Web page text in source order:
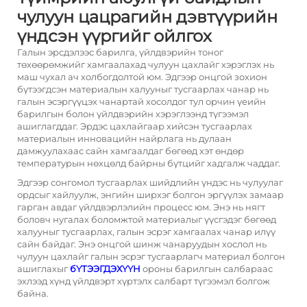
чулуун цацрагийн дэвтүүрийн
үндсэн үүргийг ойлгох
Галын эрсдэлээс барилга, үйлдвэрийн тоног
төхөөрөмжийг хамгаалахад чулуун цахлайг хэрэглэх нь
маш чухал ач холбогдолтой юм. Эдгээр онцгой зохион
бүтээгдсэн материалын халууныг тусгаарлах чанар нь
галын эсэргүүцэх чанартай хосолдог тул орчин үеийн
барилгын болон үйлдвэрийн хэрэглээнд түгээмэл
ашиглагддаг. Эрдэс цахлайгаар хийсэн тусгаарлах
материалын инновацийн найрлага нь дулаан
дамжуулахаас сайн хамгаалдаг бөгөөд хэт өндөр
температурын нөхцөлд байрны бүтцийг хадгалж чаддаг.
Эдгээр сонгомол тусгаарлах шийдлийн үндэс нь чулуулаг
ордсыг хайлуулж, энгийн ширхэг болгон эргүүлэх замаар
гарган авдаг үйлдвэрлэлийн процесс юм. Энэ нь нягт
боловч нугалах боломжтой материалыг үүсгэдэг бөгөөд
халууныг тусгаарлах, галын эсрэг хамгаалах чанар илүү
сайн байдаг. Энэ онцгой шинж чанаруудын хослол нь
чулуун цахлайг галын эсрэг тусгаарлагч материал болгон
ашиглахыг бҮТЭЭГДЭХҮҮН ороны барилгын салбараас
эхлээд хүнд үйлдвэрт хүртэлх салбарт түгээмэл болгож
байна.